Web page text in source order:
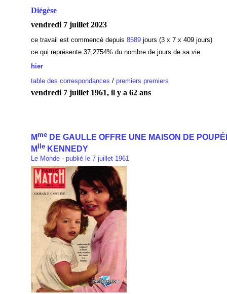
Diégèse
vendredi 7 juillet 2023
ce travail est commencé depuis 8589jours (3 x 7 x 409 jours)
ce qui représente 37,2754% du nombre de jours de sa vie
hier
table des correspondances / premiers premiers
vendredi 7 juillet 1961, il y a 62 ans
MmeDE GAULLE OFFRE UNE MAISON DE
MlleKENNEDY
Le Monde - publié le 7 juillet 1961